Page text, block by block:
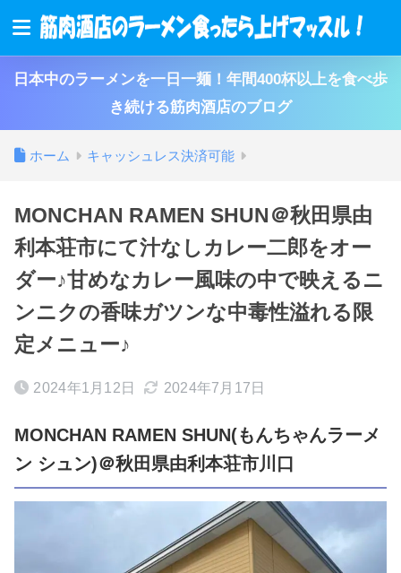
日本中のラーメンを一日一麺！年間400杯以上を食べ歩
き続ける筋肉酒店のブログ
ホーム キャッシュレス決済可能
MONCHAN RAMEN SHUN＠秋田県由
利本荘市にて汁なしカレー二郎をオー
ダー♪甘めなカレー風味の中で映えるニ
ンニクの香味ガツンな中毒性溢れる限
定メニュー♪
2024年1月12日 2024年7月17日
MONCHAN RAMEN SHUN(もんちゃんラーメ
ン シュン)＠秋田県由利本荘市川口